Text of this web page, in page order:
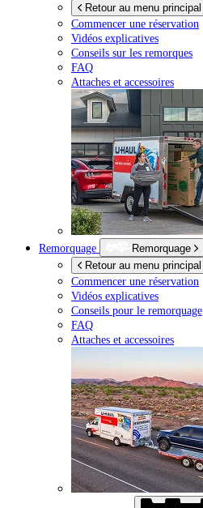
Retour au menu principal
Commencer une réservation
Vidéos explicatives
Conseils sur les remorques
FAQ
Attaches et accessoires
Remorquage
Remorquage
Retour au menu principal
Commencer une réservation
Vidéos explicatives
Conseils pour le remorquage
FAQ
Attaches et accessoires